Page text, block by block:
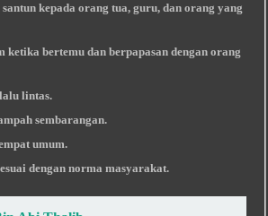
kepada orang tua, guru, dan orang yang
ketika bertemu dan berpapasan dengan orang
lintas.
sembarangan.
umum.
dengan norma masyarakat.